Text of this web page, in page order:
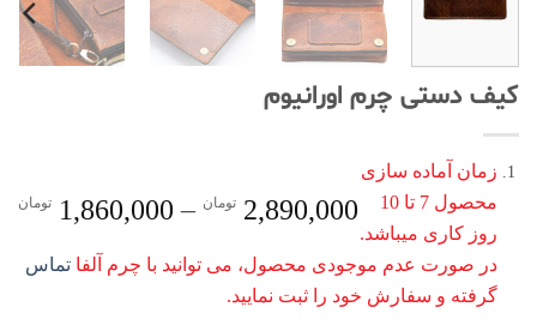
کیف دستی چرم اورانیوم
2,890,000 تومان –
1,860,000 تومان
زمان آماده سازی
محصول 7 تا 10
روز کاری میباشد.
در صورت عدم موجودی محصول، می توانید با چرم آلفاتماس
گرفته و سفارش خود را ثبت نمایید.